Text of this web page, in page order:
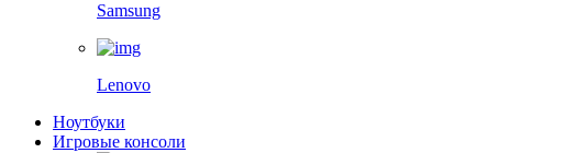
Samsung
Lenovo
Ноутбуки
Игровые консоли